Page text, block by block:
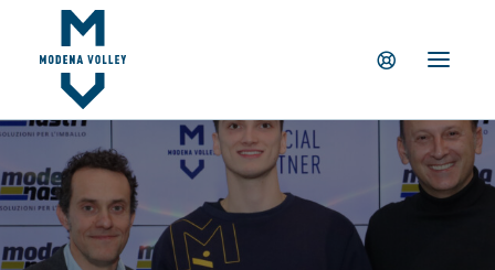
IL CLUB
NEWS
TICKETING
SUMMER CAMP
MV PARTNERS
PALAPANINI